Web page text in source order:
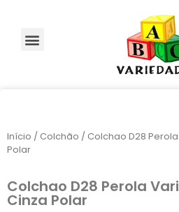
Início / Colchão / Colchao D28
Polar
Colchao D28 Perola
Cinza Polar